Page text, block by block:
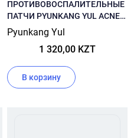
ПРОТИВОВОСПАЛИТЕЛЬНЫЕ
ПАТЧИ PYUNKANG YUL ACNE
SPOT PATCH 1 ЛИСТ (15ШТ)
Pyunkang Yul
1 320,00 KZT
В корзину